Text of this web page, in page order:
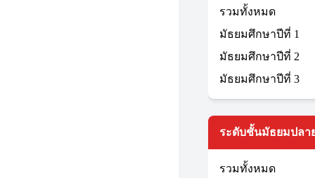
รวมทั้งหมด
มัธยมศึกษาปีที่ 1
มัธยมศึกษาปีที่ 2
มัธยมศึกษาปีที่ 3
ระดับชั้นมัธยมปลา
รวมทั้งหมด